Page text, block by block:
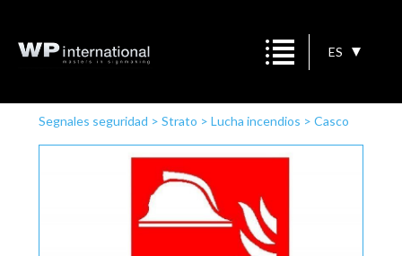
ES
Segnales seguridad > Strato > Lucha incendios > Casco